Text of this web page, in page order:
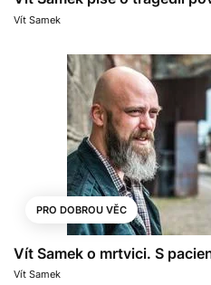
Vít Samek
PRO DOBROU VĚC
Vít Samek o mrtvici. S
Vít Samek